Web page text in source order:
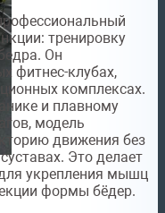
тренировку
Он
фитнес-клубах,
комплексах.
и плавному
модель
движения без
Это делает
укрепления мышц
формы бёдер.